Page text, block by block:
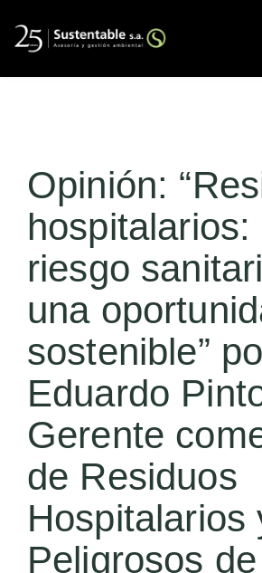
Opinión:
hospitalarios:
riesgo
una
sostenible”
Eduardo
Gerente
de Residuos
Hospitalarios
Peligrosos